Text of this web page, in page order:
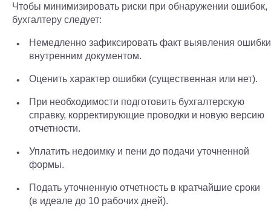
Чтобы минимизировать риски при обнаружении ошибок,
бухгалтеру следует:
Немедленно зафиксировать факт выявления ошибки
внутренним документом.
Оценить характер ошибки (существенная или нет).
При необходимости подготовить бухгалтерскую
справку, корректирующие проводки и новую версию
отчетности.
Уплатить недоимку и пени до подачи уточненной
формы.
Подать уточненную отчетность в кратчайшие сроки
(в идеале до 10 рабочих дней).